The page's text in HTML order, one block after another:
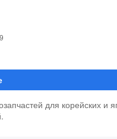
для корейских и